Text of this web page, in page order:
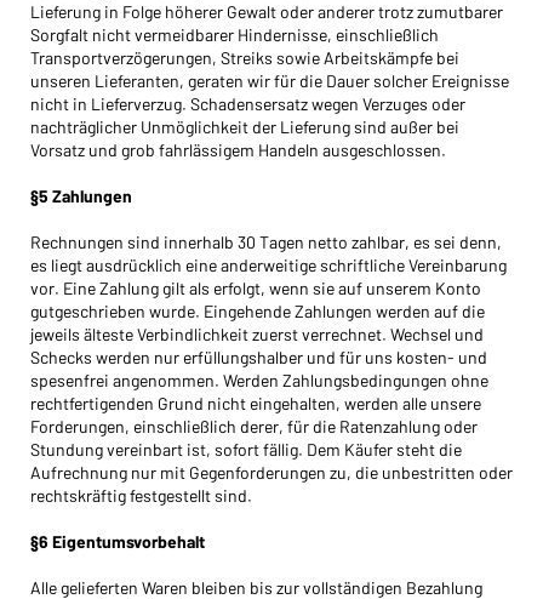
Lieferung in Folge höherer Gewalt oder anderer trotz zumutbarer
Sorgfalt nicht vermeidbarer Hindernisse, einschließlich
Transportverzögerungen, Streiks sowie Arbeitskämpfe bei
unseren Lieferanten, geraten wir für die Dauer solcher Ereignisse
nicht in Lieferverzug. Schadensersatz wegen Verzuges oder
nachträglicher Unmöglichkeit der Lieferung sind außer bei
Vorsatz und grob fahrlässigem Handeln ausgeschlossen.
§5 Zahlungen
Rechnungen sind innerhalb 30 Tagen netto zahlbar, es sei denn,
es liegt ausdrücklich eine anderweitige schriftliche Vereinbarung
vor. Eine Zahlung gilt als erfolgt, wenn sie auf unse­rem Konto
gutgeschrieben wurde. Eingehende Zahlungen werden auf die
jeweils älteste Verbindlichkeit zuerst verrechnet. Wechsel und
Schecks werden nur erfüllungshalber und für uns kosten- und
spesenfrei angenommen. Werden Zahlungsbedingungen ohne
rechtfertigenden Grund nicht eingehalten, werden alle unsere
Forderungen, einschließlich derer, für die Ratenzahlung oder
Stundung vereinbart ist, sofort fällig. Dem Käufer steht die
Aufrechnung nur mit Gegenforderungen zu, die unbestritten oder
rechtskräftig festgestellt sind.
§6 Eigentumsvorbehalt
Alle gelieferten Waren bleiben bis zur vollständigen Bezahlung